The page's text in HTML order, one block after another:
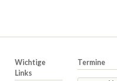
Wichtige
Links
Termine